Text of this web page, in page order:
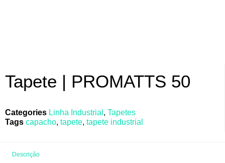
Tapete | PROMATTS 50
Categories Linha Industrial , Tapetes
Tags capacho, tapete, tapete industrial
Descrição